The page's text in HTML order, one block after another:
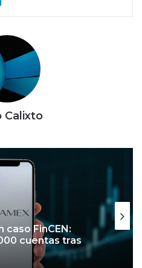
Calixto
caso FinCEN:
cuentas tras